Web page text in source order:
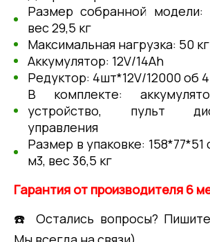
Размер собранной модели:
вес 29,5 кг
Максимальная нагрузка: 50 кг
Аккумулятор: 12V/14Ah
Редуктор: 4шт*12V/12000 об
В комплекте:
устройство, пульт
управления
Размер в упаковке:
м3, вес 36,5 кг
Гарантия от производителя 6
☎️ Остались вопросы?